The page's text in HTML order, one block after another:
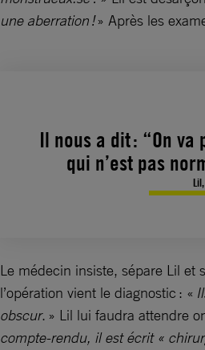
une aberration !» Après les
Il nous a dit : “On
qui n’est pas
Le médecin insiste, sépare Lil et
l’opération vient le diagnostic : «
obscur. » Lil lui faudra attendre
compte-rendu, il est écrit «